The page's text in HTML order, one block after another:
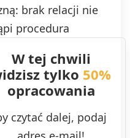
brak relacji nie
procedura
W tej chwili
tylko 50%
opracowania
czytać dalej, podaj